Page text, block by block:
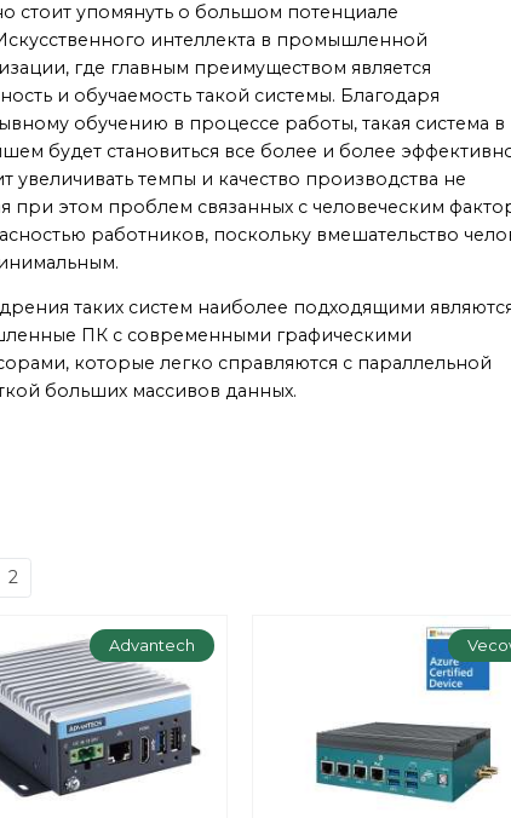
стоит упомянуть о большом потенциале
интеллекта в промышленной
где главным преимуществом является
и обучаемость такой системы. Благодаря
обучению в процессе работы, такая система в
будет становиться все более и более
увеличивать темпы и качество производства не
при этом проблем связанных с человеческим
работников, поскольку вмешательство
таких систем наиболее подходящими
ПК с современными графическими
которые легко справляются с параллельной
больших массивов данных.
2
Advantech